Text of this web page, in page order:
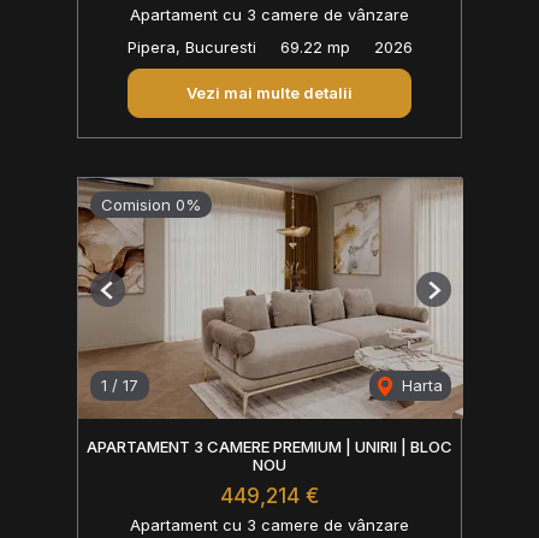
Apartament cu 3 camere de vânzare
Pipera, Bucuresti
69.22 mp 2026
Vezi mai multe detalii
Comision 0%
1 / 17 Harta
Previous Next
APARTAMENT 3 CAMERE PREMIUM | UNIRII | BLOC
NOU
449,214 €
Apartament cu 3 camere de vânzare